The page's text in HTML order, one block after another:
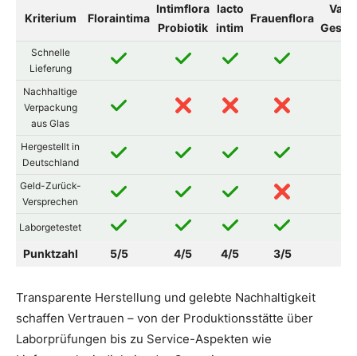
Kriterium Floraintima
Intimflora
Probiotik
lacto
intim
Frauenflora
Schnelle
Lieferung
Nachhaltige
Verpackung
aus Glas
Hergestellt in
Deutschland
Geld-Zurück-
Versprechen
Laborgetestet
Punktzahl 5/5 4/5 4/5 3/5
Transparente Herstellung und gelebte Nachhaltigkeit
schaffen Vertrauen – von der Produktionsstätte über
Laborprüfungen bis zu Service-Aspekten wie